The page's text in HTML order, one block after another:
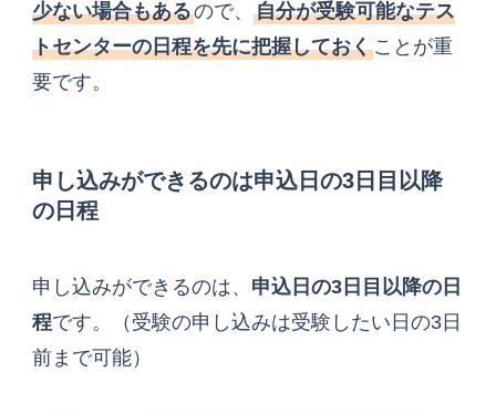
少ない場合もあるので、自分が受験可能なテス
トセンターの日程を先に把握しておくことが重
要です。
申し込みができるのは申込日の3日目以降
の日程
申し込みができるのは、 申込日の3日目以降の日
程です。（受験の申し込みは受験したい日の3日
前まで可能）